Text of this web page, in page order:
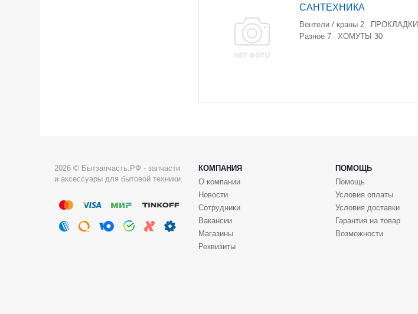
САНТЕХНИКА
Вентели / краны 2 ПРОКЛАДКИ
Разное 7 ХОМУТЫ 30
2026 © Бытзапчасть.РФ - запчасти
и аксессуары для бытовой техники.
КОМПАНИЯ ПОМОЩЬ
О компании
Новости
Сотрудники
Вакансии
Магазины
Реквизиты
Помощь
Условия оплаты
Условия доставки
Гарантия на товар
Возможности